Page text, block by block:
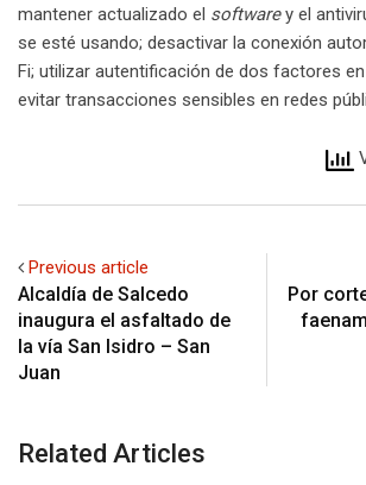
mantener actualizado el softwarey el
se esté usando; desactivar la conexión
Fi; utilizar autentificación de dos factores
evitar transacciones sensibles en redes
Previous article
Alcaldía de Salcedo
inaugura el asfaltado de
la vía San Isidro – San
Juan
Por
Related Articles